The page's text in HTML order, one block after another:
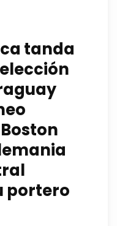
tanda
portero